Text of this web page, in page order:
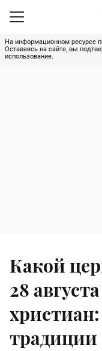
На информационном ресурсе
Оставаясь на сайте, вы
использование.
Какой
28
традиции